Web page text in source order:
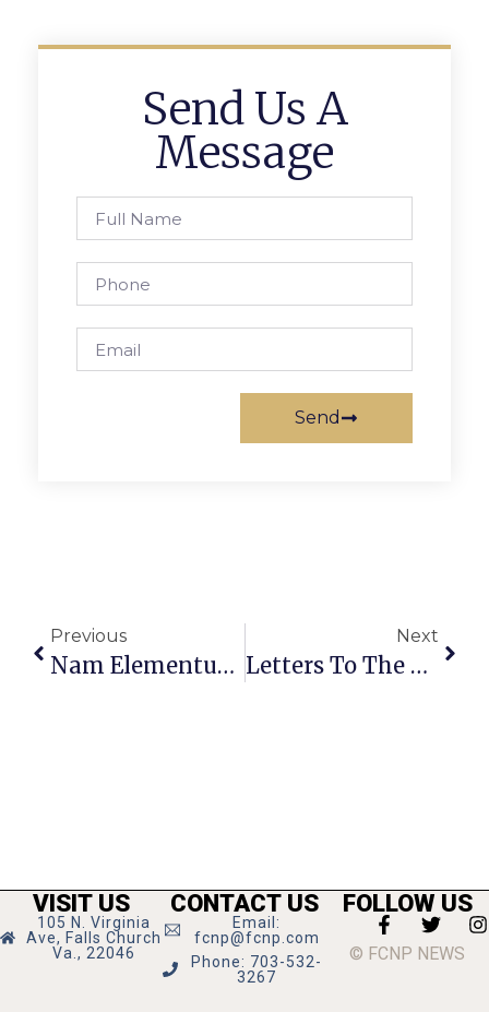
Send Us A
Message
Send
Previous
Nam Elementum A Velit Id
Next
Letters To The Editor: Must Think About Design Of Washington & Broad
VISIT US
105 N. Virginia
Ave, Falls Church
Va., 22046
CONTACT US
Email:
fcnp@fcnp.com
Phone: 703-532-
3267
FOLLOW US
© FCNP NEWS